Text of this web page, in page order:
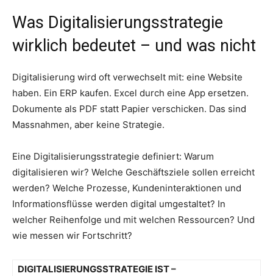
Was Digitalisierungsstrategie
wirklich bedeutet – und was nicht
Digitalisierung wird oft verwechselt mit: eine Website
haben. Ein ERP kaufen. Excel durch eine App ersetzen.
Dokumente als PDF statt Papier verschicken. Das sind
Massnahmen, aber keine Strategie.
Eine Digitalisierungsstrategie definiert: Warum
digitalisieren wir? Welche Geschäftsziele sollen erreicht
werden? Welche Prozesse, Kundeninteraktionen und
Informationsflüsse werden digital umgestaltet? In
welcher Reihenfolge und mit welchen Ressourcen? Und
wie messen wir Fortschritt?
DIGITALISIERUNGSSTRATEGIE IST –